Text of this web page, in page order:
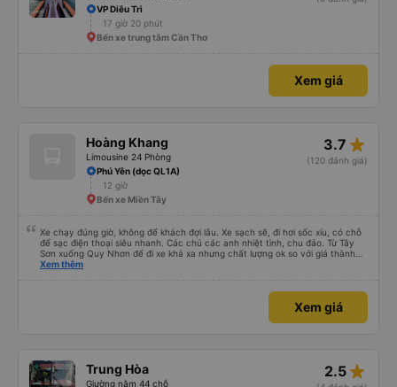
VP Diêu Trì
17 giờ 20 phút
Bến xe trung tâm Cần Thơ
Xem giá
Hoàng Khang
Limousine 24 Phòng
3.7 star_rate
(120 đánh giá)
Phú Yên (dọc QL1A)
12 giờ
Bến xe Miền Tây
Xe chạy đúng giờ, không để khách đợi lâu. Xe sạch sẽ, đi hơi sốc xíu, có chỗ
để sạc điện thoại siêu nhanh. Các chú các anh nhiệt tình, chu đáo. Từ Tây
Sơn xuống Quy Nhơn để đi xe khá xa nhưng chất lượng ok so với giá thành
chung.
Xem thêm
Xem giá
Trung Hòa
Giường nằm 44 chỗ
2.5 star_rate